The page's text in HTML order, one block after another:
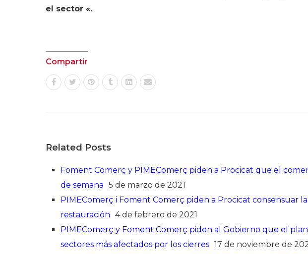
el sector «.
Compartir
Related Posts
Foment Comerç y PIMEComerç piden a Procicat que el
de semana 5 de marzo de 2021
PIMEComerç i Foment Comerç piden a Procicat consensuar
restauración 4 de febrero de 2021
PIMEComerç y Foment Comerç piden al Gobierno que el
sectores más afectados por los cierres 17 de noviembre de